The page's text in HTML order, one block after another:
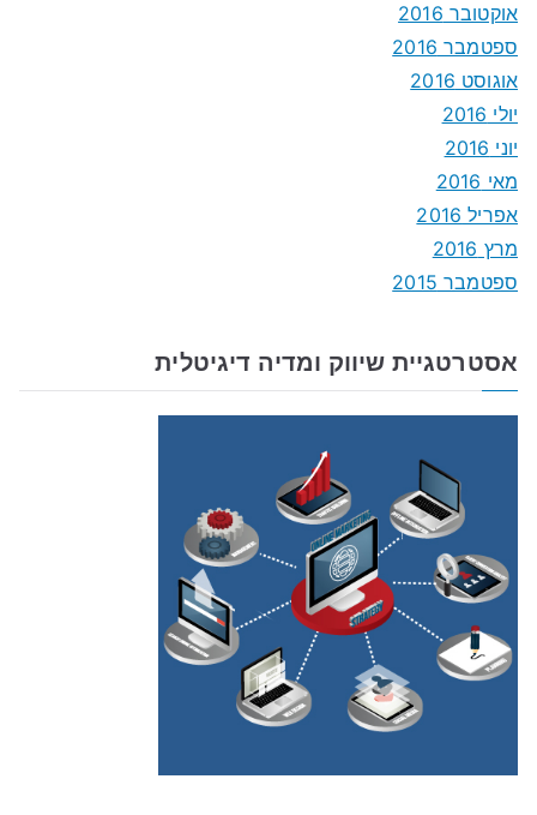
אוקטובר 2016
ספטמבר 2016
אוגוסט 2016
יולי 2016
יוני 2016
מאי 2016
אפריל 2016
מרץ 2016
ספטמבר 2015
אסטרטגיית שיווק ומדיה דיגיטלית